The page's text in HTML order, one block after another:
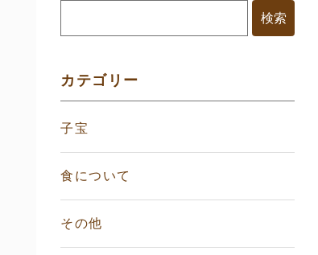
ニ
カテゴリー
子宝
食について
その他